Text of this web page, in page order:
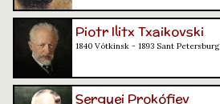
Piotr Ilitx Txaikovski
1840 Vótkinsk - 1893 Sant Petersburg
Serguei Prokófiev